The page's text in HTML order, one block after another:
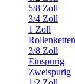
5/8 Zoll
3/4 Zoll
1 Zoll
Rollenketten
3/8 Zoll
Einspurig
Zweispurig